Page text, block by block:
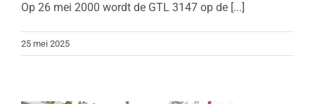
Op 26 mei 2000 wordt de GTL 3147 op de [...]
25 mei 2025